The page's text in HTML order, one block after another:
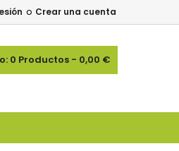
o Crear una cuenta
0 Productos - 0,00 €